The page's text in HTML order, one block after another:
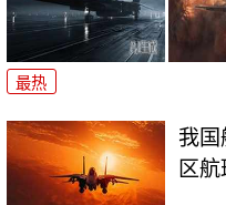
最热
我
区航